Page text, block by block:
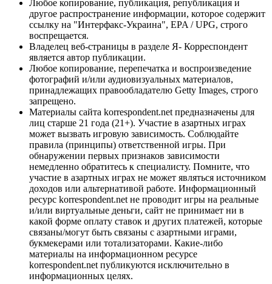
Любое копирование, публикация, републикация и
другое распространение информации, которое содержит
ссылку на "Интерфакс-Украина", EPA / UPG, строго
воспрещается.
Владелец веб-страницы в разделе Я- Корреспондент
является автор публикации.
Любое копирование, перепечатка и воспроизведение
фотографий и/или аудиовизуальных материалов,
принадлежащих правообладателю Getty Images, строго
запрещено.
Материалы сайта korrespondent.net предназначены для
лиц старше 21 года (21+). Участие в азартных играх
может вызвать игровую зависимость. Соблюдайте
правила (принципы) ответственной игры. При
обнаружении первых признаков зависимости
немедленно обратитесь к специалисту. Помните, что
участие в азартных играх не может являться источником
доходов или альтернативой работе. Информационный
ресурс korrespondent.net не проводит игры на реальные
и/или виртуальные деньги, сайт не принимает ни в
какой форме оплату ставок и других платежей, которые
связаны/могут быть связаны с азартными играми,
букмекерами или тотализаторами. Какие-либо
материалы на информационном ресурсе
korrespondent.net публикуются исключительно в
информационных целях.